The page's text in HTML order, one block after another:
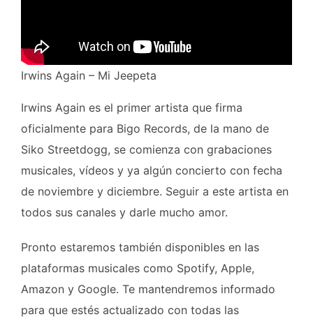
Irwins Again – Mi Jeepeta
Irwins Again es el primer artista que firma
oficialmente para Bigo Records, de la mano de
Siko Streetdogg, se comienza con grabaciones
musicales, vídeos y ya algún concierto con fecha
de noviembre y diciembre. Seguir a este artista en
todos sus canales y darle mucho amor.
Pronto estaremos también disponibles en las
plataformas musicales como Spotify, Apple,
Amazon y Google. Te mantendremos informado
para que estés actualizado con todas las